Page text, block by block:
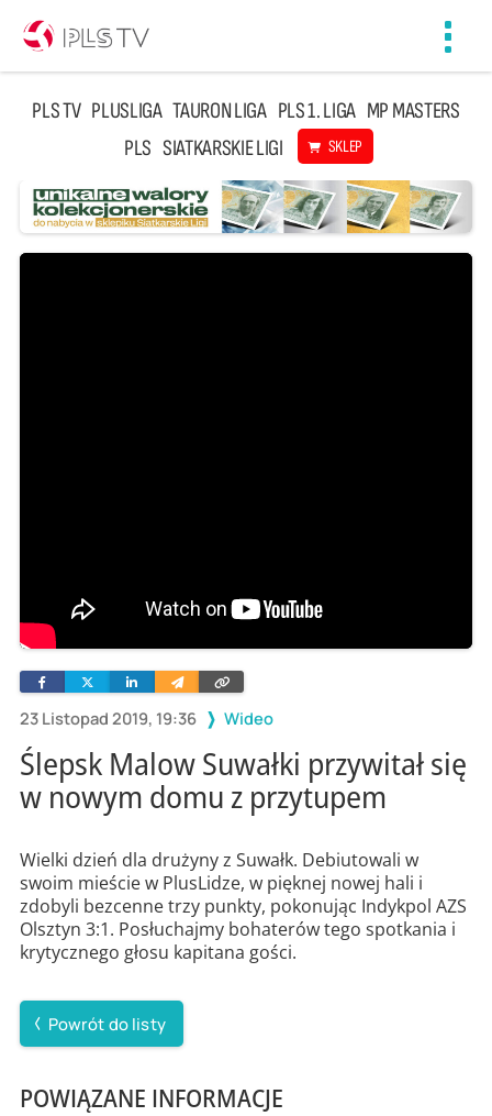
PLS TV PLUSLIGA TAURON LIGA PLS 1. LIGA MP MASTERS
PLS SIATKARSKIE LIGI SKLEP
23 Listopad 2019, 19:36 Wideo
FacebookTwitterLinkedinWyślij
e-
Skopiuj
link
Ślepsk Malow Suwałki przywitał się
w nowym domu z przytupem
Wielki dzień dla drużyny z Suwałk. Debiutowali w
swoim mieście w PlusLidze, w pięknej nowej hali i
zdobyli bezcenne trzy punkty, pokonując Indykpol AZS
Olsztyn 3:1. Posłuchajmy bohaterów tego spotkania i
krytycznego głosu kapitana gości.
Powrót do listy
POWIĄZANE INFORMACJE